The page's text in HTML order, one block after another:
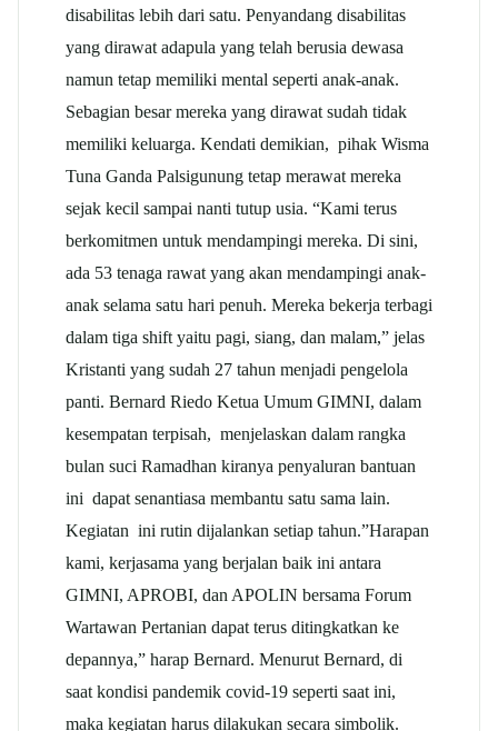
disabilitas lebih dari satu. Penyandang disabilitas
yang dirawat adapula yang telah berusia dewasa
namun tetap memiliki mental seperti anak-anak.
Sebagian besar mereka yang dirawat sudah tidak
memiliki keluarga. Kendati demikian, pihak Wisma
Tuna Ganda Palsigunung tetap merawat mereka
sejak kecil sampai nanti tutup usia. “Kami terus
berkomitmen untuk mendampingi mereka. Di sini,
ada 53 tenaga rawat yang akan mendampingi anak-
anak selama satu hari penuh. Mereka bekerja terbagi
dalam tiga shift yaitu pagi, siang, dan malam,” jelas
Kristanti yang sudah 27 tahun menjadi pengelola
panti. Bernard Riedo Ketua Umum GIMNI, dalam
kesempatan terpisah, menjelaskan dalam rangka
bulan suci Ramadhan kiranya penyaluran bantuan
ini dapat senantiasa membantu satu sama lain.
Kegiatan ini rutin dijalankan setiap tahun.”Harapan
kami, kerjasama yang berjalan baik ini antara
GIMNI, APROBI, dan APOLIN bersama Forum
Wartawan Pertanian dapat terus ditingkatkan ke
depannya,” harap Bernard. Menurut Bernard, di
saat kondisi pandemik covid-19 seperti saat ini,
maka kegiatan harus dilakukan secara simbolik.